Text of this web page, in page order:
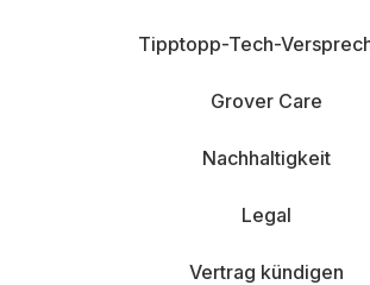
Tipptopp-Tech-
Grover Care
Nachhaltigkeit
Legal
Vertrag kündigen